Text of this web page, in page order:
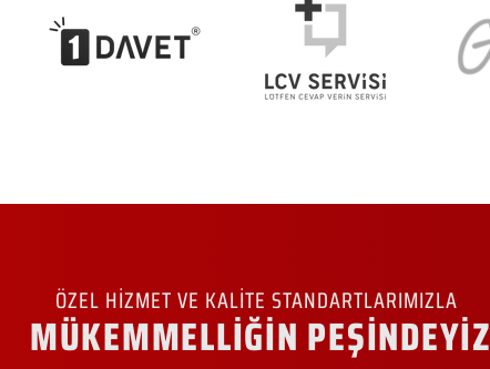
ÖZEL HİZMET VE KALİTE STANDARTLARIMIZLA
MÜKEMMELLİĞİN PEŞİNDEYİZ